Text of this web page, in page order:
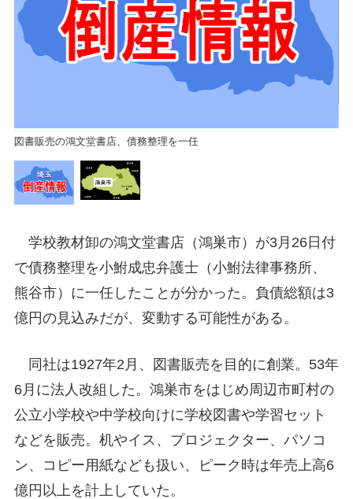
図書販売の鴻文堂書店、債務整理を一任
学校教材卸の鴻文堂書店（鴻巣市）が3月26日付
で債務整理を小鮒成忠弁護士（小鮒法律事務所、
熊谷市）に一任したことが分かった。負債総額は3
億円の見込みだが、変動する可能性がある。
同社は1927年2月、図書販売を目的に創業。53年
6月に法人改組した。鴻巣市をはじめ周辺市町村の
公立小学校や中学校向けに学校図書や学習セット
などを販売。机やイス、プロジェクター、パソコ
ン、コピー用紙なども扱い、ピーク時は年売上高6
億円以上を計上していた。